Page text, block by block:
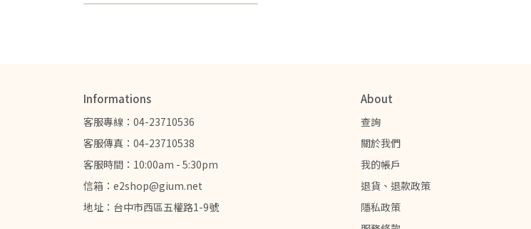
Informations
客服專線：04-23710536
客服傳真：04-23710538
客服時間：10:00am - 5:30pm
信箱：e2shop@gium.net
地址：台中市西區五權路1-9號
About
查詢
關於我們
我的帳戶
退貨、退款政策
隱私政策